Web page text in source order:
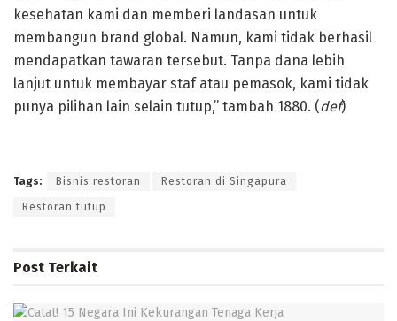
kesehatan kami dan memberi landasan untuk
membangun brand global. Namun, kami tidak berhasil
mendapatkan tawaran tersebut. Tanpa dana lebih
lanjut untuk membayar staf atau pemasok, kami tidak
punya pilihan lain selain tutup,” tambah 1880. (def)
Tags: Bisnis restoran Restoran di Singapura
Restoran tutup
Post Terkait